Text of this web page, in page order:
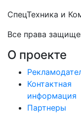
СпецТехника и
Все права
О проекте
Контактная
информация
Партнеры